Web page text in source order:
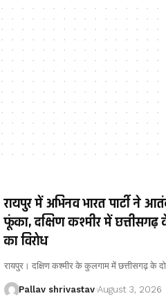
रायपुर में अभिनव भारत पार्टी ने
फूंका, दक्षिण कश्मीर में छत्तीसगढ़
का विरोध
रायपुर। दक्षिण कश्मीर के कुलगाम में छत्तीसगढ़ के दो
Pallav shrivastav August 3, 2026